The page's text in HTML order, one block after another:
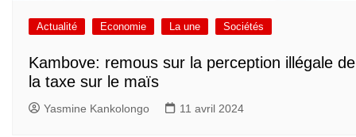
Actualité Economie La une Sociétés
Kambove: remous sur la perception illégale de
la taxe sur le maïs
Yasmine Kankolongo 11 avril 2024